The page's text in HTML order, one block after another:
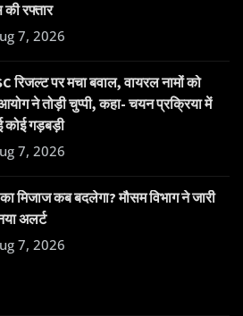
की रफ्तार
7, 2026
रिजल्ट पर मचा बवाल, वायरल नामों को
ने तोड़ी चुप्पी, कहा- चयन प्रक्रिया में
कोई गड़बड़ी
7, 2026
का मिजाज कब बदलेगा? मौसम विभाग ने जारी
अलर्ट
7, 2026